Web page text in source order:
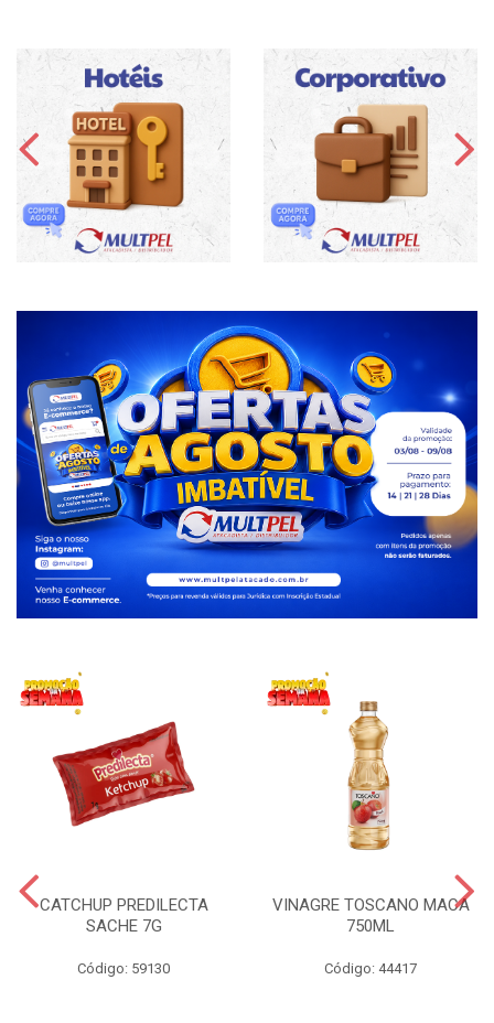
CATCHUP PREDILECTA
SACHE 7G
Código: 59130
VINAGRE TOSCANO MACA
750ML
Código: 44417